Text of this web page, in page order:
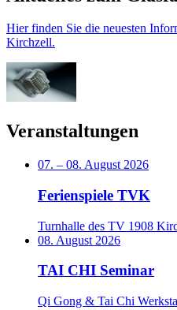
Hier finden Sie die neuesten
Kirchzell.
Veranstaltungen
07. – 08. August 2026
Ferienspiele TVK
Turnhalle des TV 1908
08. August 2026
TAI CHI Seminar
Qi Gong & Tai Chi